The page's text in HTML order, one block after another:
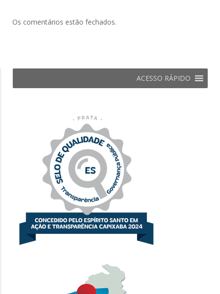
Os comentários estão fechados.
ACESSO RÁPIDO